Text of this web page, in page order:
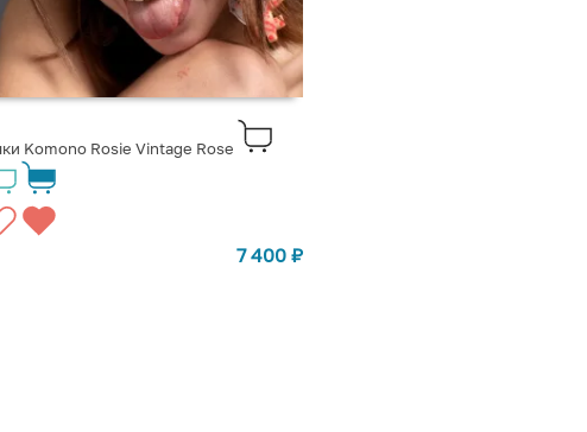
Komono Rosie Vintage Rose
7 400₽